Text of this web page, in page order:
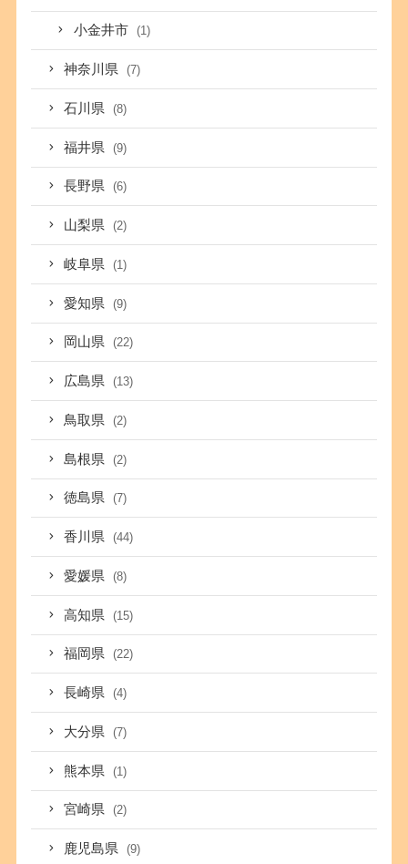
小金井市 (1)
神奈川県 (7)
石川県 (8)
福井県 (9)
長野県 (6)
山梨県 (2)
岐阜県 (1)
愛知県 (9)
岡山県 (22)
広島県 (13)
鳥取県 (2)
島根県 (2)
徳島県 (7)
香川県 (44)
愛媛県 (8)
高知県 (15)
福岡県 (22)
長崎県 (4)
大分県 (7)
熊本県 (1)
宮崎県 (2)
鹿児島県 (9)